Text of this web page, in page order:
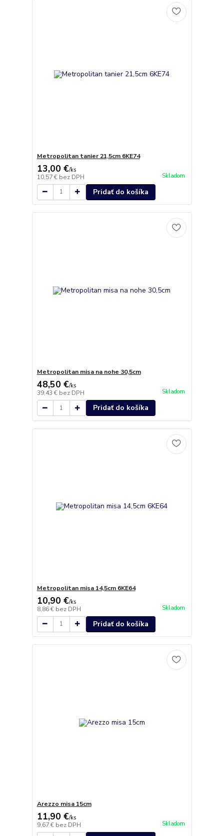
Metropolitan tanier 21,5cm 6KE74
13,00 €/ks
10,57 € bez DPH Skladom
Pridať do košíka
Metropolitan misa na nohe 30,5cm
48,50 €/ks
39,43 € bez DPH Skladom
Pridať do košíka
Metropolitan misa 14,5cm 6KE64
10,90 €/ks
8,86 € bez DPH Skladom
Pridať do košíka
Arezzo misa 15cm
11,90 €/ks
9,67 € bez DPH Skladom